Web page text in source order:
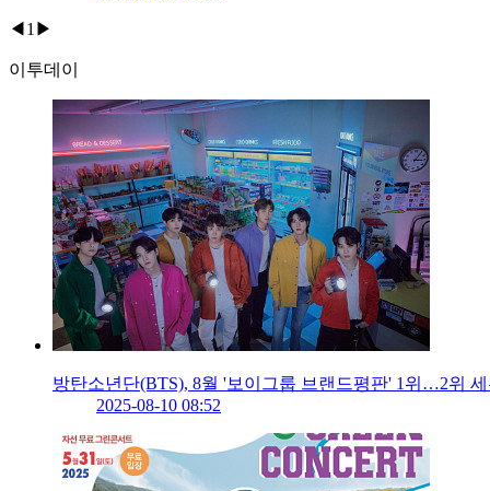
◀ 1 ▶
이투데이
방탄소년단(BTS), 8월 '보이그룹 브랜드평판' 1위…2위 세
2025-08-10 08:52